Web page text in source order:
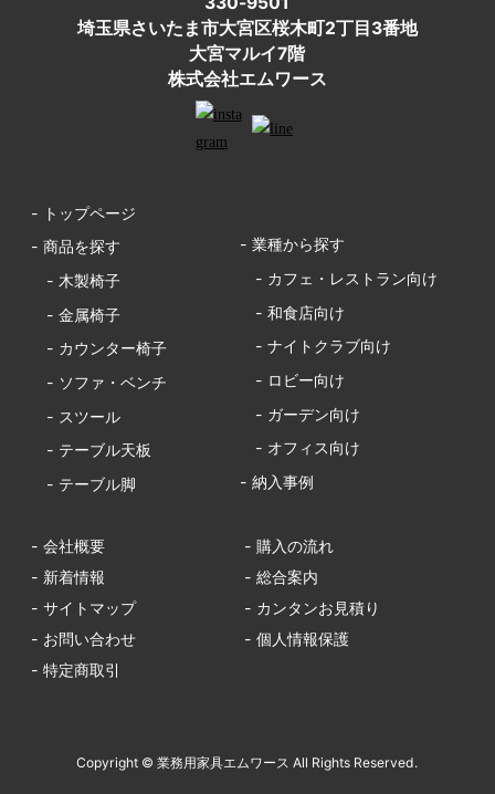
埼玉県さいたま市大宮区桜木町2丁目3番地
大宮マルイ7階
株式会社エムワース
- トップページ
- 商品を探す
- 木製椅子
- 金属椅子
- カウンター椅子
- ソファ・ベンチ
- スツール
- テーブル天板
- テーブル脚
- 業種から探す
- カフェ・レストラン向け
- 和食店向け
- ナイトクラブ向け
- ロビー向け
- ガーデン向け
- オフィス向け
- 納入事例
- 会社概要
- 購入の流れ
- 新着情報
- 総合案内
- サイトマップ
- カンタンお見積り
- お問い合わせ
- 個人情報保護
- 特定商取引
Copyright © 業務用家具エムワース All Rights Reserved.